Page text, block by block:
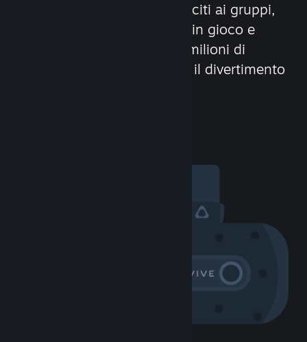
Stringi nuove amicizie, unisciti ai gruppi,
forma dei clan, usa la chat in gioco e
molto altro! Con oltre 100 milioni di
potenziali amici (o nemici), il divertimento